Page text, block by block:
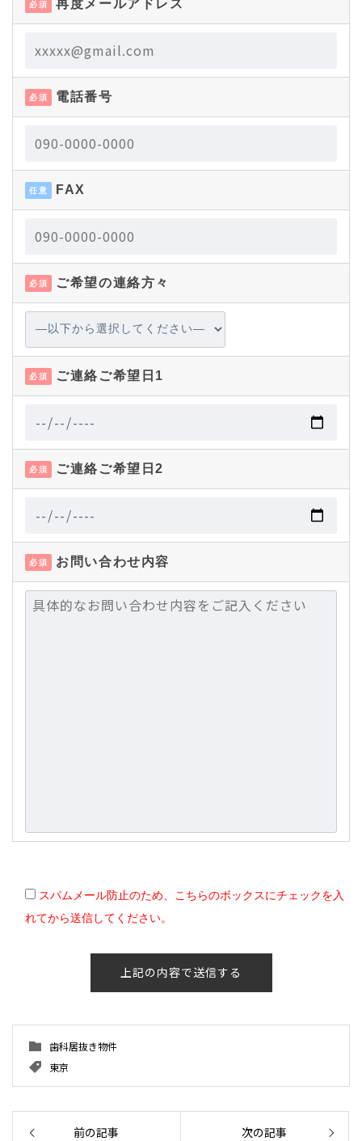
必須 再度メールアドレス
必須 電話番号
任意 FAX
必須 ご希望の連絡方々
必須 ご連絡ご希望日1
必須 ご連絡ご希望日2
必須 お問い合わせ内容
スパムメール防止のため、こちらのボックスにチェックを入
れてから送信してください。
歯科居抜き物件
東京
前の記事 次の記事